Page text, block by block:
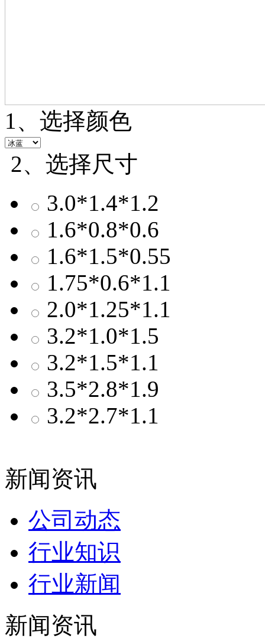
1、选择颜色
2、选择尺寸
3.0*1.4*1.2
1.6*0.8*0.6
1.6*1.5*0.55
1.75*0.6*1.1
2.0*1.25*1.1
3.2*1.0*1.5
3.2*1.5*1.1
3.5*2.8*1.9
3.2*2.7*1.1
新闻资讯
公司动态
行业知识
行业新闻
新闻资讯